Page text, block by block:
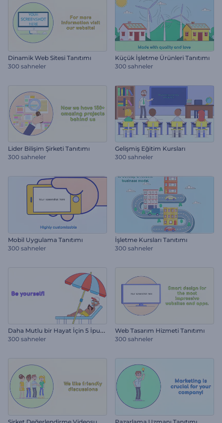
Dinamik Web Sitesi Tanıtımı
300 sahneler
Küçük İşletme Ürünleri Tanıtımı
300 sahneler
Lider Bilişim Şirketi Tanıtımı
300 sahneler
Gelişmiş Eğitim Kursları
300 sahneler
Mobil Uygulama Tanıtımı
300 sahneler
İşletme Kursları Tanıtımı
300 sahneler
D
aha Mutlu bir Hayat İçin 5 İpucu
300 sahneler
Web Tasarım Hizmeti Tanıtımı
300 sahneler
Şirket Değerlendirme Videosu Pazarlama Uzmanı Tanıtımı